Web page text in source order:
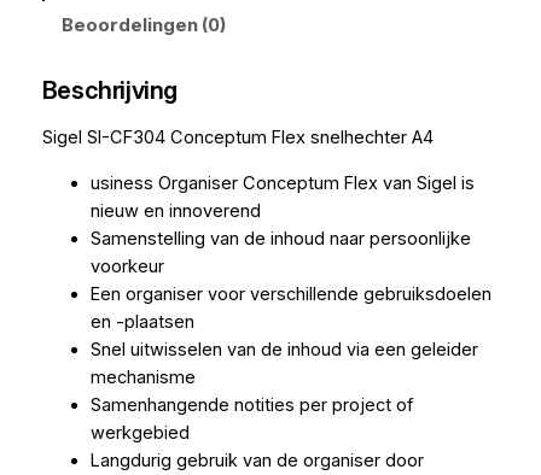
Beoordelingen (0)
Beschrijving
Sigel SI-CF304 Conceptum Flex snelhechter A4
usiness Organiser Conceptum Flex van Sigel is
nieuw en innoverend
Samenstelling van de inhoud naar persoonlijke
voorkeur
Een organiser voor verschillende gebruiksdoelen
en -plaatsen
Snel uitwisselen van de inhoud via een geleider
mechanisme
Samenhangende notities per project of
werkgebied
Langdurig gebruik van de organiser door